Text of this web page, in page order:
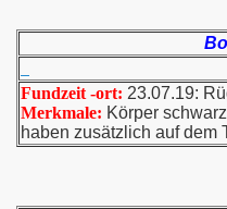
Fundzeit -ort: 23.07.19:
Merkmale: Körper
haben zusätzlich auf